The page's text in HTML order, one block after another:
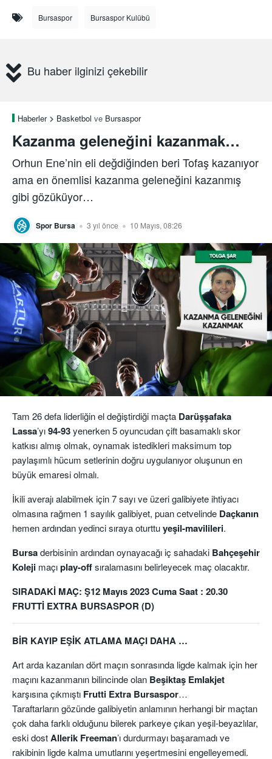
Bursaspor Bursaspor Kulübü
Bu haber ilginizi çekebilir
Haberler Basketbol ve Bursaspor
Kazanma geleneğini kazanmak…
Orhun Ene’nin eli değdiğinden beri Tofaş kazanıyor
ama en önemlisi kazanma geleneğini kazanmış
gibi gözüküyor…
Spor Bursa 3 yıl önce 10 Mayıs, 08:26
Tam 26 defa liderliğin el değiştirdiği maçta Darüşşafaka
Lassa’yı94-93yenerken 5 oyuncudan çift basamaklı skor
katkısı almış olmak, oynamak istedikleri maksimum top
paylaşımlı hücum setlerinin doğru uygulanıyor oluşunun en
büyük emaresi olmalı.
İkili averajı alabilmek için 7 sayı ve üzeri galibiyete ihtiyacı
olmasına rağmen 1 sayılık galibiyet, puan cetvelinde Daçkanın
hemen ardından yedinci sıraya oturttuyeşil-mavilileri.
Bursaderbisinin ardından oynayacağı iç sahadaki Bahçeşehir
Koleji maçıplay-offsıralamasını belirleyecek maç olacaktır.
SIRADAKİ MAÇ: Ş12 Mayıs 2023 Cuma Saat : 20.30
FRUTTİ EXTRA BURSASPOR (D)
BİR KAYIP EŞİK ATLAMA MAÇI DAHA …
Art arda kazanılan dört maçın sonrasında ligde kalmak için her
maçını kazanmanın bilincinde olan Beşiktaş Emlakjet
karşısına çıkmıştı Frutti Extra Bursaspor…
Taraftarların gözünde galibiyetin anlamının herhangi bir maçtan
çok daha farklı olduğunu bilerek parkeye çıkan yeşil-beyazlılar,
eski dostAllerik Freeman’ı durdurmayı başaramadı ve
rakibinin ligde kalma umutlarını yeşertmesini engelleyemedi.